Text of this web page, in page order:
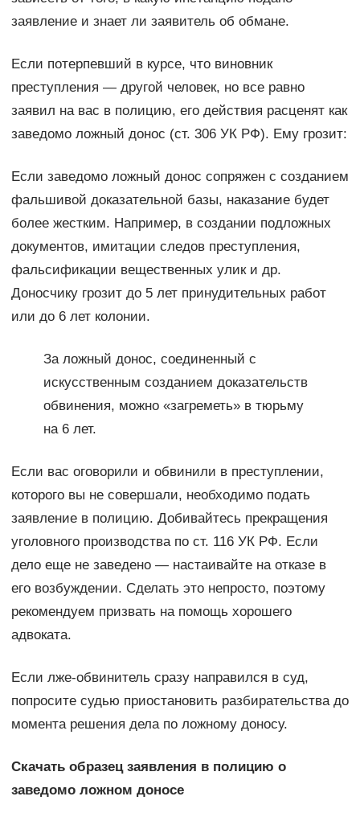
заявление и знает ли заявитель об обмане.
Если потерпевший в курсе, что виновник
преступления — другой человек, но все равно
заявил на вас в полицию, его действия расценят как
заведомо ложный донос (ст. 306 УК РФ). Ему грозит:
Если заведомо ложный донос сопряжен с созданием
фальшивой доказательной базы, наказание будет
более жестким. Например, в создании подложных
документов, имитации следов преступления,
фальсификации вещественных улик и др.
Доносчику грозит до 5 лет принудительных работ
или до 6 лет колонии.
За ложный донос, соединенный с
искусственным созданием доказательств
обвинения, можно «загреметь» в тюрьму
на 6 лет.
Если вас оговорили и обвинили в преступлении,
которого вы не совершали, необходимо подать
заявление в полицию. Добивайтесь прекращения
уголовного производства по ст. 116 УК РФ. Если
дело еще не заведено — настаивайте на отказе в
его возбуждении. Сделать это непросто, поэтому
рекомендуем призвать на помощь хорошего
адвоката.
Если лже-обвинитель сразу направился в суд,
попросите судью приостановить разбирательства до
момента решения дела по ложному доносу.
Скачать образец заявления в полицию о
заведомо ложном доносе